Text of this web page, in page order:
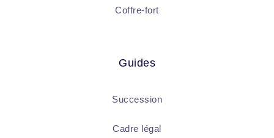
Coffre-fort
Guides
Succession
Cadre légal